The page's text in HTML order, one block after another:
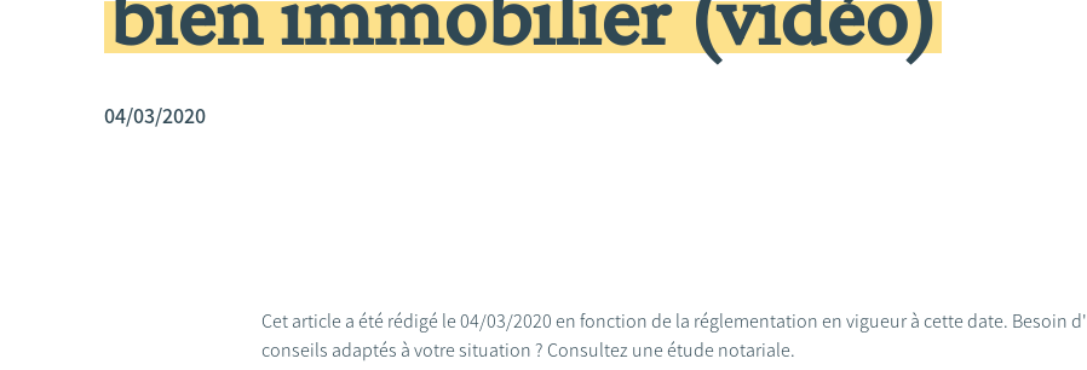
04/03/2020
Cet article a été rédigé le 04/03/2020 en fonction de la réglementation en vigueur à cette date. Besoin
conseils adaptés à votre situation ? Consultez une étude notariale.